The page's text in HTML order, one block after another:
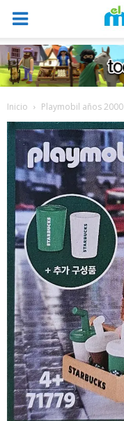
Inicio Playmobil años 2000